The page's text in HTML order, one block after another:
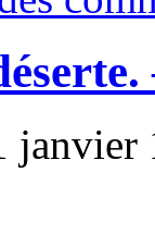
janvier